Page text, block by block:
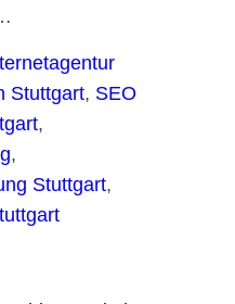
Stuttgart, SEO
,
,
Stuttgart,